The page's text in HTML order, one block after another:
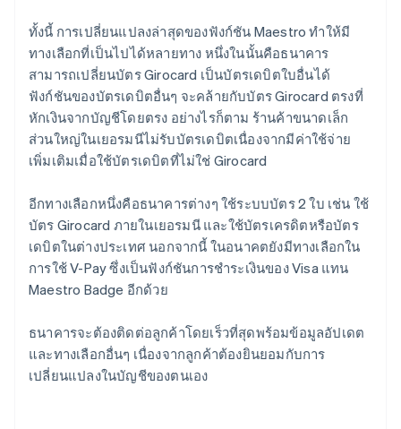
ทั้งนี้ การเปลี่ยนแปลงล่าสุดของฟังก์ชัน Maestro ทำให้มี
ทางเลือกที่เป็นไปได้หลายทาง หนึ่งในนั้นคือธนาคาร
สามารถเปลี่ยนบัตร Girocard เป็นบัตรเดบิตใบอื่นได้
ฟังก์ชันของบัตรเดบิตอื่นๆ จะคล้ายกับบัตร Girocard ตรงที่
หักเงินจากบัญชีโดยตรง อย่างไรก็ตาม ร้านค้าขนาดเล็ก
ส่วนใหญ่ในเยอรมนีไม่รับบัตรเดบิตเนื่องจากมีค่าใช้จ่าย
เพิ่มเติมเมื่อใช้บัตรเดบิตที่ไม่ใช่ Girocard
อีกทางเลือกหนึ่งคือธนาคารต่างๆ ใช้ระบบบัตร 2 ใบ เช่น ใช้
บัตร Girocard ภายในเยอรมนี และใช้บัตรเครดิตหรือบัตร
เดบิตในต่างประเทศ นอกจากนี้ ในอนาคตยังมีทางเลือกใน
การใช้ V-Pay ซึ่งเป็นฟังก์ชันการชำระเงินของ Visa แทน
Maestro Badge อีกด้วย
ธนาคารจะต้องติดต่อลูกค้าโดยเร็วที่สุดพร้อมข้อมูลอัปเดต
และทางเลือกอื่นๆ เนื่องจากลูกค้าต้องยินยอมกับการ
เปลี่ยนแปลงในบัญชีของตนเอง